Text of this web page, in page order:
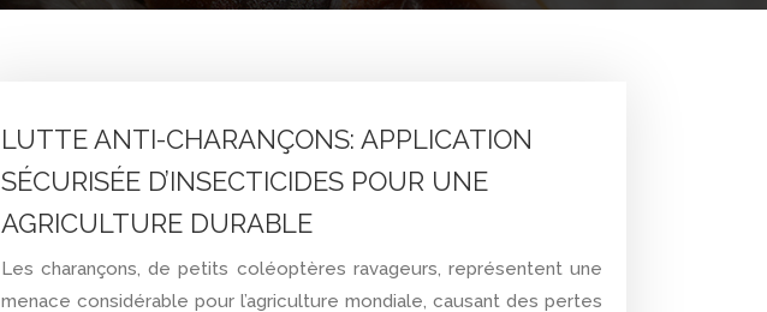
LUTTE ANTI-CHARANÇONS: APPLICATION
SÉCURISÉE D’INSECTICIDES POUR UNE
AGRICULTURE DURABLE
Les charançons, de petits coléoptères ravageurs, représentent une
menace considérable pour l’agriculture mondiale, causant des pertes